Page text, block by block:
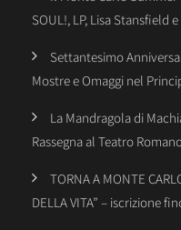
SOUL!, LP, Lisa Stansfield
Settantesimo
Mostre e Omaggi nel
La Mandragola di
Rassegna al Teatro
TORNA A MONTE
DELLA VITA” – iscrizione